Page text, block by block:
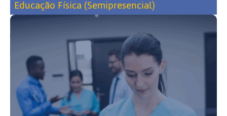
Educação Física (Semipresencial)